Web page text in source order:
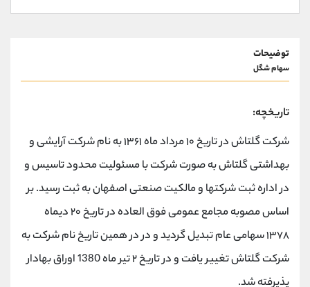
توضیحات
سهام شگل
تاریخچه:
شرکت گلتاش در تاریخ ۱۰ مرداد ماه ۱۳۶۱ به نام شرکت آرایشی و
بهداشتی گلتاش به صورت شرکت با مسئولیت محدود تاسیس و
در اداره ثبت شرکتها و مالکیت صنعتی اصفهان به ثبت رسید. بر
اساس مصوبه مجامع عمومی فوق العاده در تاریخ ۲۰ دیماه
۱۳۷۸ سهامی عام تبدیل گردید و در در همین تاریخ نام شرکت به
شرکت گلتاش تغییر یافت و در تاریخ ۲ تیر ماه 1380 اوراق بهادار
پذیرفته شد.